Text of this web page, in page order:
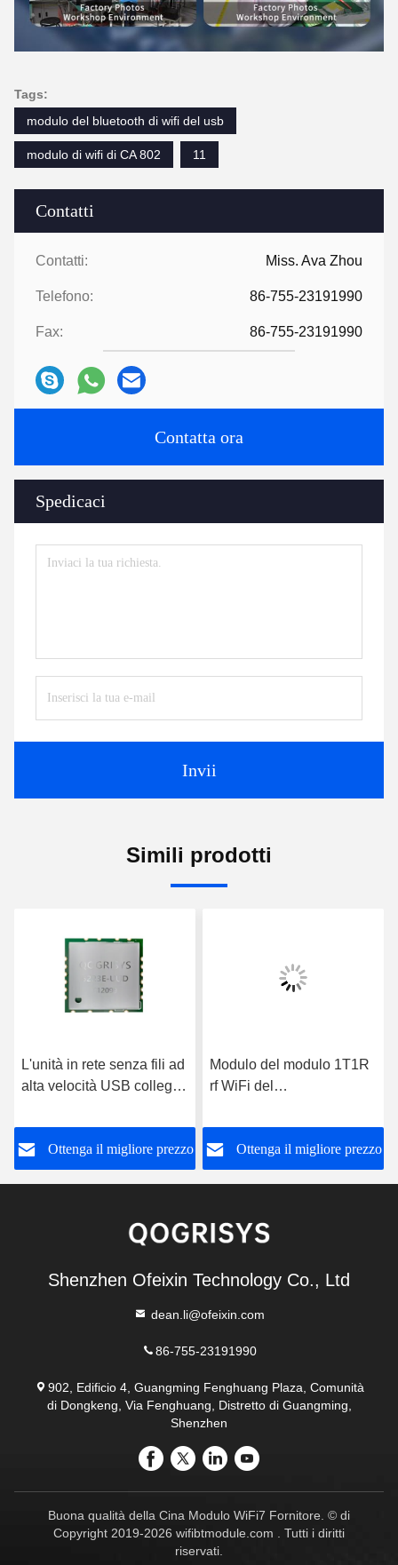
Contatti
Contatti: Miss. Ava Zhou
Telefono: 86-755-23191990
Fax: 86-755-23191990
Contatta ora
Spedicaci
Invii
Tags:
modulo del bluetooth di wifi del usb
modulo di wifi di CA 802 11
Simili prodotti
fili ad
collega
prezzo
Modulo del modulo 1T1R
rf WiFi del
UF-00 72.2Mbps Wifi
Ottenga il migliore prezzo
Modulo
IEEE802.11b/G/N
la macchina di ATT
Ottenga il
Shenzhen Ofeixin Technology Co., Ltd
dean.li@ofeixin.com
86-755-23191990
902, Edificio 4, Guangming Fenghuang Plaza, Comunità
di Dongkeng, Via Fenghuang, Distretto di Guangming,
Shenzhen
Buona qualità della Cina Modulo WiFi7 Fornitore. © di
Copyright 2019-2026 wifibtmodule.com . Tutti i diritti
riservati.